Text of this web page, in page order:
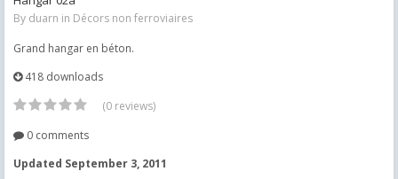
By duarn in Décors non ferroviaires
Grand hangar en béton.
418 downloads
(0 reviews)
0 comments
Updated September 3, 2011